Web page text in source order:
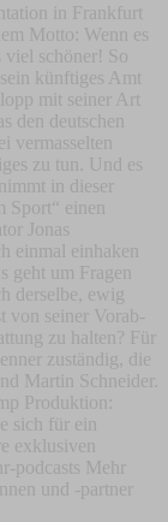
in Frankfurt
Motto: Wenn es
viel schöner! So
künftiges Amt
mit seiner Art
deutschen
vermasselten
zu tun. Und es
in dieser
einen
Jonas
einmal einhaken
geht um Fragen
derselbe, ewig
von seiner Vorab-
zu halten? Für
zuständig, die
Martin Schneider.
Produktion:
sich für ein
exklusiven
podcasts Mehr
und -partner